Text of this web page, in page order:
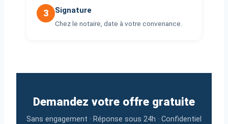
3 Signature
Chez le notaire, date à votre convenance.
Demandez votre offre gratuite
Sans engagement · Réponse sous 24h · Confidentiel